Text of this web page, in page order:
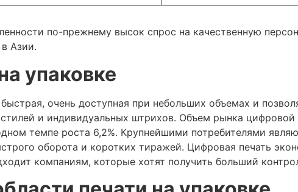
по-прежнему высок спрос на качественную
Азии.
упаковке
очень доступная при небольших объемах и
и индивидуальных штрихов. Объем рынка
темпе роста 6,2%. Крупнейшими потребителями
оборота и коротких тиражей. Цифровая печать
компаниям, которые хотят получить больший